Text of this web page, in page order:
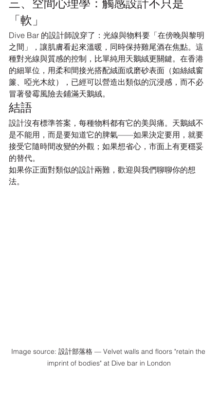
三、空間心理學：觸感設計不只是
「軟」
Dive Bar 的設計師說穿了：光線與物料要「在傍晚與黎明
之間」，讓肌膚看起來溫暖，同時保持雞尾酒在焦點。這
種對光線與質感的控制，比單純用天鵝絨更關鍵。在香港
的細單位，用柔和間接光搭配絨面或磨砂表面（如絲絨窗
簾、啞光木紋），已經可以營造出類似的沉浸感，而不必
冒著發霉風險去鋪滿天鵝絨。
結語
設計沒有標準答案，每種物料都有它的美與痛。天鵝絨不
是不能用，而是要知道它的脾氣——如果決定要用，就要
接受它隨時間改變的外觀；如果想省心，市面上有更穩妥
的替代。
如果你正面對類似的設計兩難，歡迎與我們聊聊你的想
法。
Image source: 設計部落格 — Velvet walls and floors "retain the
imprint of bodies" at Dive bar in London